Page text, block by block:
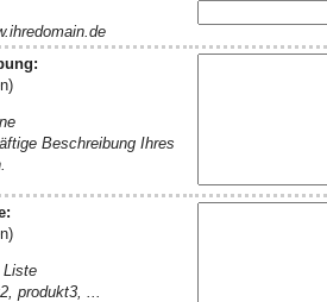
Beschreibung Ihres
Liste
produkt3, ...